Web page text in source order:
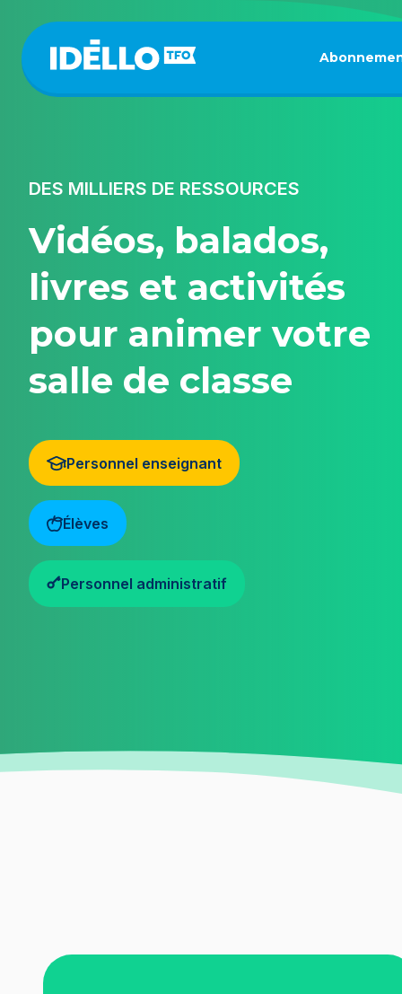
contenu
principal
DES MILLIERS DE RESSOURCES
Vidéos, balados,
livres et activités
pour animer votre
salle de classe
Personnel enseignant
Élèves
Personnel administratif